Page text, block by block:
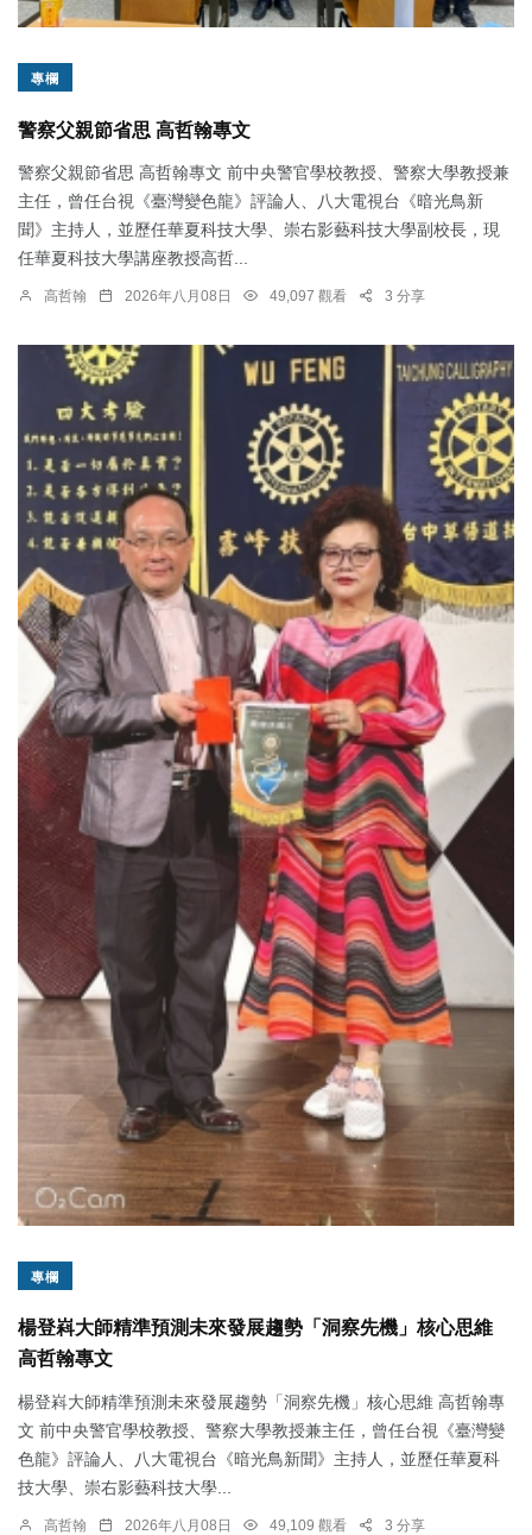
專欄
警察父親節省思 高哲翰專文
警察父親節省思 高哲翰專文 前中央警官學校教授、警察大學教授兼
主任，曾任台視《臺灣變色龍》評論人、八大電視台《暗光鳥新
聞》主持人，並歷任華夏科技大學、崇右影藝科技大學副校長，現
任華夏科技大學講座教授高哲...
高哲翰 2026年八月08日 49,097 觀看 3 分享
專欄
楊登嵙大師精準預測未來發展趨勢「洞察先機」核心思維
高哲翰專文
楊登嵙大師精準預測未來發展趨勢「洞察先機」核心思維 高哲翰專
文 前中央警官學校教授、警察大學教授兼主任，曾任台視《臺灣變
色龍》評論人、八大電視台《暗光鳥新聞》主持人，並歷任華夏科
技大學、崇右影藝科技大學...
高哲翰 2026年八月08日 49,109 觀看 3 分享